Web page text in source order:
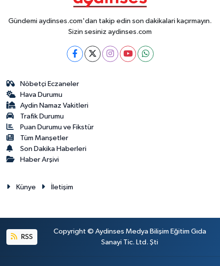
Gündemi aydinses.com'dan takip edin son dakikalari kaçırmayın.
Sizin sesiniz aydinses.com
Nöbetçi Eczaneler
Hava Durumu
Aydin Namaz Vakitleri
Trafik Durumu
Puan Durumu ve Fikstür
Tüm Manşetler
Son Dakika Haberleri
Haber Arşivi
Künye İletişim
RSS
Copyright © Aydinses Medya Bilişim Eğitim Gıda
Sanayi Tic. Ltd. Şti